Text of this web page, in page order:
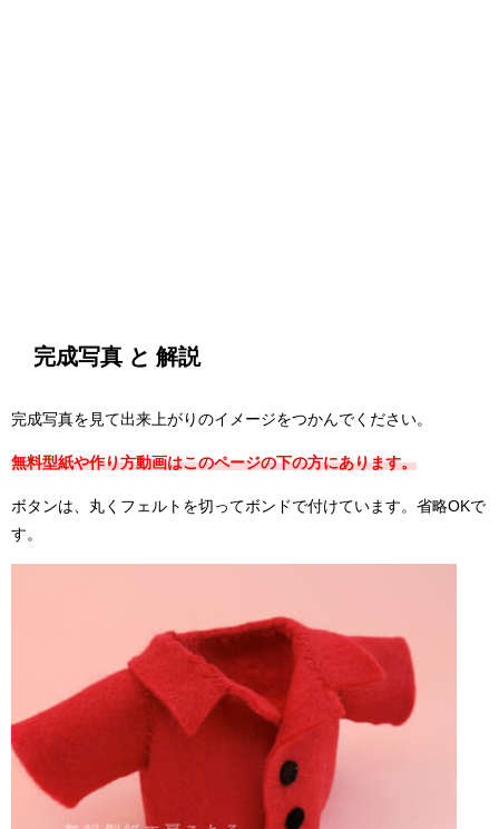
完成写真 と 解説
完成写真を見て出来上がりのイメージをつかんでください。
無料型紙や作り方動画はこのページの下の方にあります。
ボタンは、丸くフェルトを切ってボンドで付けています。省略OKで
す。